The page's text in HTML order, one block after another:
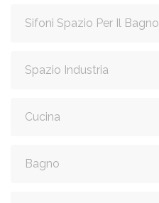
Sifoni Spazio Per Il Bagno
Spazio Industria
Cucina
Bagno